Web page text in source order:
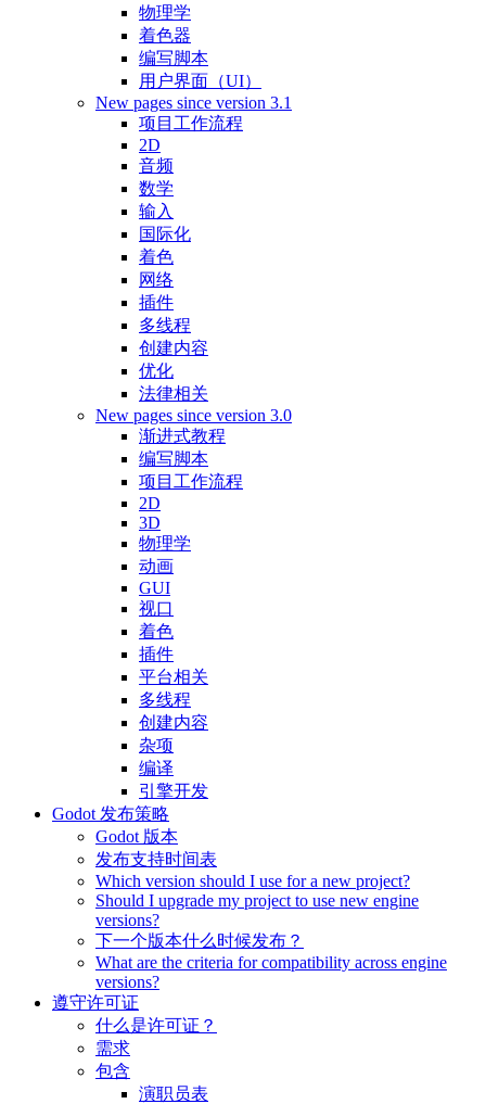
物理学
着色器
编写脚本
用户界面（UI）
New pages since version 3.1
项目工作流程
2D
音频
数学
输入
国际化
着色
网络
插件
多线程
创建内容
优化
法律相关
New pages since version 3.0
渐进式教程
编写脚本
项目工作流程
2D
3D
物理学
动画
GUI
视口
着色
插件
平台相关
多线程
创建内容
杂项
编译
引擎开发
Godot 发布策略
Godot 版本
发布支持时间表
Which version should I use for a new project?
Should I upgrade my project to use new engine
versions?
下一个版本什么时候发布？
What are the criteria for compatibility across engine
versions?
遵守许可证
什么是许可证？
需求
包含
演职员表